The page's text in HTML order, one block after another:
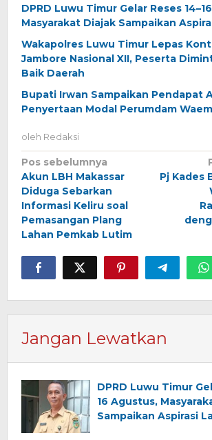
DPRD Luwu Timur Gelar Reses
Masyarakat Diajak Sampaikan
Wakapolres Luwu Timur Lepas
Jambore Nasional XII, Peserta
Baik Daerah
Bupati Irwan Sampaikan Pendapat
Penyertaan Modal Perumdam
oleh Redaksi
Navigasi
pos
Pos sebelumnya
Akun LBH Makassar
Diduga Sebarkan
Informasi Keliru soal
Pemasangan Plang
Lahan Pemkab Lutim
Pj Kades
Jangan Lewatkan
DPRD Luwu Timur
16 Agustus,
Sampaikan Aspirasi